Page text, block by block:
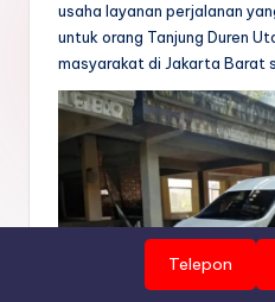
usaha layanan perjalanan
untuk orang Tanjung Duren
masyarakat di Jakarta Barat
Telepon